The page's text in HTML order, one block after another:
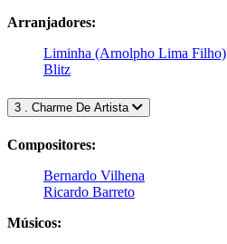
Arranjadores:
Liminha (Arnolpho Lima Filho)
Blitz
3 . Charme De Artista
Compositores:
Bernardo Vilhena
Ricardo Barreto
Músicos: